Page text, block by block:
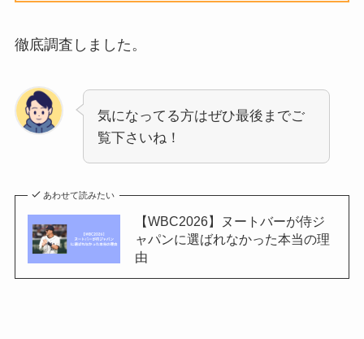
徹底調査しました。
気になってる方はぜひ最後までご
覧下さいね！
あわせて読みたい
【WBC2026】ヌートバーが侍ジ
ャパンに選ばれなかった本当の理
由